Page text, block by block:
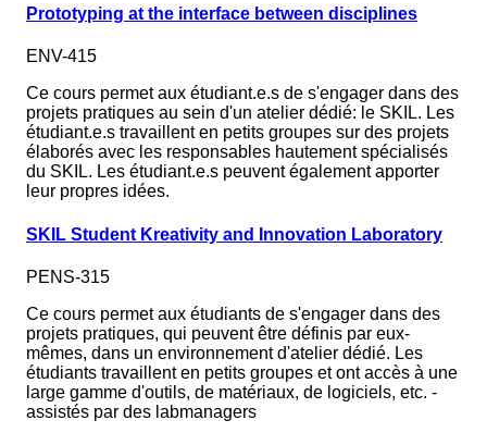
Prototyping at the interface between disciplines
ENV-415
Ce cours permet aux étudiant.e.s de s'engager dans des
projets pratiques au sein d'un atelier dédié: le SKIL. Les
étudiant.e.s travaillent en petits groupes sur des projets
élaborés avec les responsables hautement spécialisés
du SKIL. Les étudiant.e.s peuvent également apporter
leur propres idées.
SKIL Student Kreativity and Innovation Laboratory
PENS-315
Ce cours permet aux étudiants de s'engager dans des
projets pratiques, qui peuvent être définis par eux-
mêmes, dans un environnement d'atelier dédié. Les
étudiants travaillent en petits groupes et ont accès à une
large gamme d'outils, de matériaux, de logiciels, etc. -
assistés par des labmanagers